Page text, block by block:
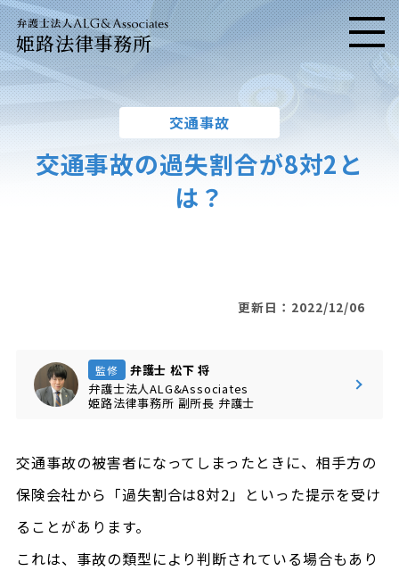
姫路法律事務所 メニ
交通事故
交通事故の過失割合が8対2と
は？
更新日：2022/12/06
監修
弁護士 松下 将
弁護士法人ALG&Associates
姫路法律事務所 副所長 弁護士
交通事故の被害者になってしまったときに、相手方の
保険会社から「過失割合は8対2」といった提示を受け
ることがあります。
これは、事故の類型により判断されている場合もあり